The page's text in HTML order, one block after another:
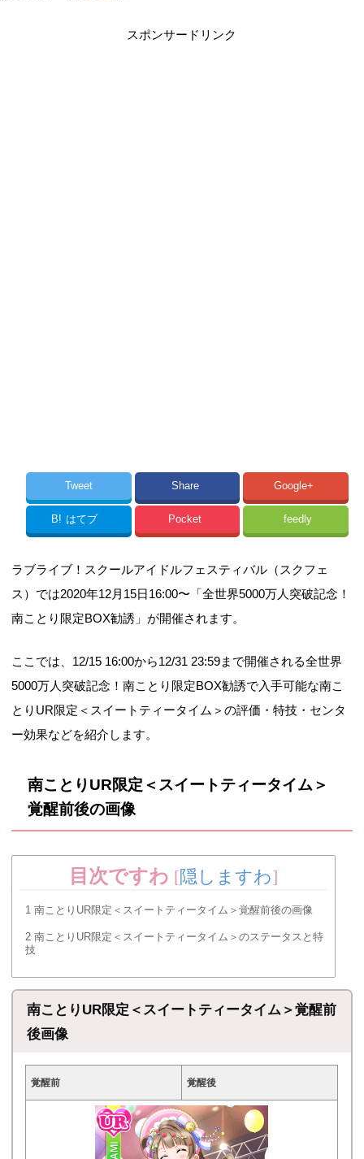
スポンサードリンク
Tweet Share Google+
B! はてブ Pocket feedly
ラブライブ！スクールアイドルフェスティバル（スクフェ
ス）では2020年12月15日16:00〜「全世界5000万人突破記念！
南ことり限定BOX勧誘」が開催されます。
ここでは、12/15 16:00から12/31 23:59まで開催される全世界
5000万人突破記念！南ことり限定BOX勧誘で入手可能な南こ
とりUR限定＜スイートティータイム＞の評価・特技・センタ
ー効果などを紹介します。
南ことりUR限定＜スイートティータイム＞
覚醒前後の画像
目次ですわ [隠しますわ]
1 南ことりUR限定＜スイートティータイム＞覚醒前後の画像
2 南ことりUR限定＜スイートティータイム＞のステータスと特
技
南ことりUR限定＜スイートティータイム＞覚醒前
後画像
覚醒前 覚醒後